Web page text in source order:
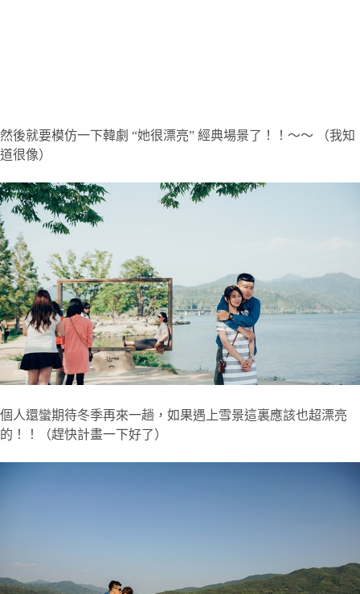
然後就要模仿一下韓劇 “她很漂亮” 經典場景了！！～～ （我知
道很像）
個人還蠻期待冬季再來一趟，如果遇上雪景這裏應該也超漂亮
的！！（趕快計畫一下好了）